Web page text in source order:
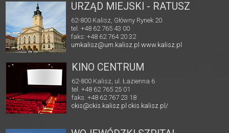
URZĄD MIEJSKI - RATUSZ
62-800 Kalisz, Główny Rynek 20
tel. +48 62 765 43 00
faks: +48 62 764 20 32
umkalisz@um.kalisz.plwww.kalisz.pl
KINO CENTRUM
62-800 Kalisz, ul. Łazienna 6
tel. +48 62 765 25 01
faks. +48 62 767 23 18
ckis@ckis.kalisz.pl ckis.kalisz.pl/